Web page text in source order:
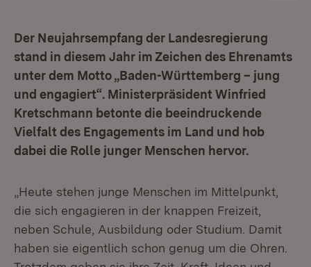
Der Neujahrsempfang der Landesregierung
stand in diesem Jahr im Zeichen des Ehrenamts
unter dem Motto „Baden-Württemberg – jung
und engagiert“. Ministerpräsident Winfried
Kretschmann betonte die beeindruckende
Vielfalt des Engagements im Land und hob
dabei die Rolle junger Menschen hervor.
„Heute stehen junge Menschen im Mittelpunkt,
die sich engagieren in der knappen Freizeit,
neben Schule, Ausbildung oder Studium. Damit
haben sie eigentlich schon genug um die Ohren.